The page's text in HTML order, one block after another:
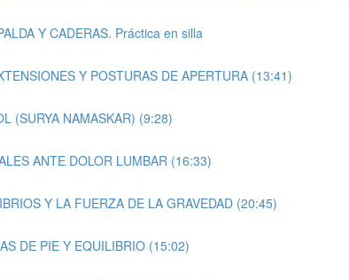
Y CADERAS. Práctica en silla
Y POSTURAS DE APERTURA (13:41)
(SURYA NAMASKAR) (9:28)
ANTE DOLOR LUMBAR (16:33)
Y LA FUERZA DE LA GRAVEDAD (20:45)
DE PIE Y EQUILIBRIO (15:02)